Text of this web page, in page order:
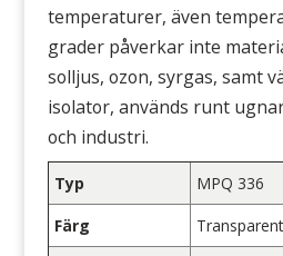
temperaturer, även
grader påverkar inte
solljus, ozon, syrgas, samt
isolator, används runt
och industri.
Typ
MPQ 336
Färg
Transparent